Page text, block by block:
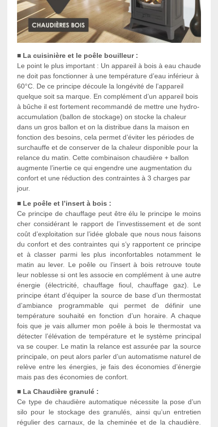
■ La cuisinière et le poêle bouilleur :
Le point le plus important : Un appareil à bois à eau chaude
ne doit pas fonctionner à une température d’eau inférieur à
60°C. De ce principe découle la longévité de l’appareil
quelque soit sa marque. En complément d’un appareil bois
à bûche il est fortement recommandé de mettre une hydro-
accumulation (ballon de stockage) on stocke la chaleur
dans un gros ballon et on la distribue dans la maison en
fonction des besoins, cela permet d’éviter les périodes de
surchauffe et de conserver de la chaleur disponible pour la
relance du matin. Cette combinaison chaudière + ballon
augmente l’inertie ce qui engendre une augmentation du
confort et une réduction des contraintes à 3 charges par
jour.
■ Le poêle et l’insert à bois :
Ce principe de chauffage peut être élu le principe le moins
cher considérant le rapport de l’investissement et de sont
coût d’exploitation sur l’idée globale que nous nous faisons
du confort et des contraintes qui s’y rapportent ce principe
et à classer parmi les plus inconfortables notamment le
matin au lever. Le poêle ou l’insert à bois retrouve toute
leur noblesse si ont les associe en complément à une autre
énergie (électricité, chauffage fioul, chauffage gaz). Le
principe étant d’équiper la source de base d’un thermostat
d’ambiance programmable qui permet de définir une
température souhaité en fonction d’un horaire. A chaque
fois que je vais allumer mon poêle à bois le thermostat va
détecter l’élévation de température et le système principal
va se couper. Le matin la relance est assurée par la source
principale, on peut alors parler d’un automatisme naturel de
relève entre les énergies, je fais des économies d’énergie
mais pas des économies de confort.
■ La Chaudière granulé :
Ce type de chaudière automatique nécessite la pose d’un
silo pour le stockage des granulés, ainsi qu’un entretien
régulier des carnaux, de la cheminée et de la chaudière.